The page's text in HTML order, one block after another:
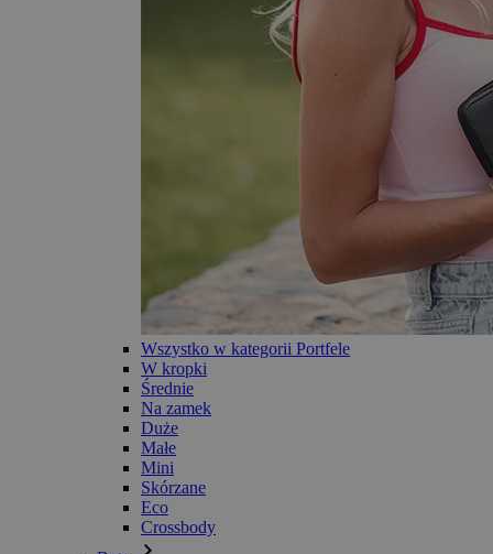
Wszystko w kategorii Portfele
W kropki
Średnie
Na zamek
Duże
Małe
Mini
Skórzane
Eco
Crossbody